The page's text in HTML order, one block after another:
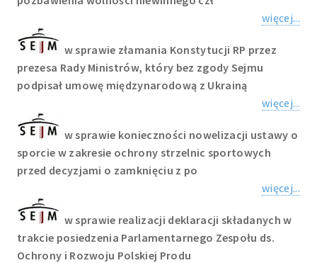
więcej...
w sprawie złamania Konstytucji RP przez
prezesa Rady Ministrów, który bez zgody Sejmu
podpisał umowę międzynarodową z Ukrainą
więcej...
w sprawie konieczności nowelizacji ustawy o
sporcie w zakresie ochrony strzelnic sportowych
przed decyzjami o zamknięciu z po
więcej...
w sprawie realizacji deklaracji składanych w
trakcie posiedzenia Parlamentarnego Zespołu ds.
Ochrony i Rozwoju Polskiej Produ